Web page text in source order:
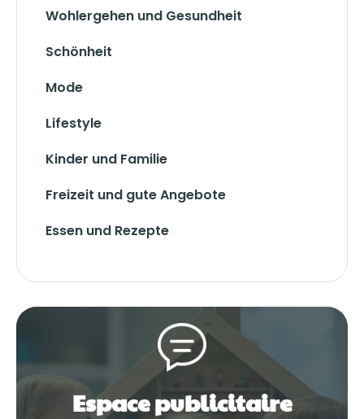
Wohlergehen und Gesundheit
Schönheit
Mode
Lifestyle
Kinder und Familie
Freizeit und gute Angebote
Essen und Rezepte
Espace publicitaire